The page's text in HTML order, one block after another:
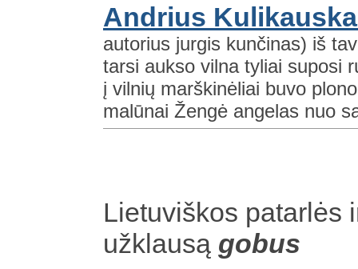
Andrius
autorius jurgis kunčinas) iš
tarsi aukso vilna tyliai suposi
į vilnių marškinėliai buvo
malūnai Žengė angelas nuo
Lietuviškos patarlės
užklausą gobus